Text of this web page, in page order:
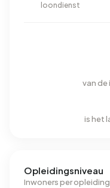
loondienst
van de
is het
Opleidingsniveau
Inwoners per